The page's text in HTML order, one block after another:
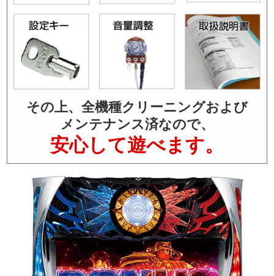
その上、全機種クリーニングおよび
メンテナンス済なので、
安心して遊べます。